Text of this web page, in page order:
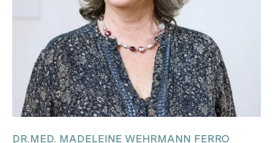
DR.MED. MADELEINE WEHRMANN FERRO